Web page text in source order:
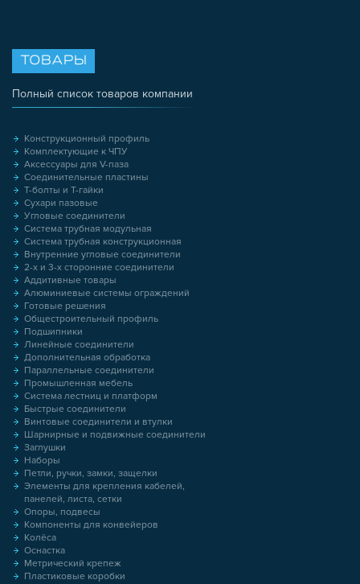
ТОВАРЫ
Полный список товаров компании
Конструкционный профиль
Комплектующие к ЧПУ
Аксессуары для V-паза
Соединительные пластины
Т-болты и Т-гайки
Сухари пазовые
Угловые соединители
Система трубная модульная
Система трубная конструкционная
Внутренние угловые соединители
2-х и 3-х сторонние соединители
Аддитивные товары
Алюминиевые системы ограждений
Готовые решения
Общестроительный профиль
Подшипники
Линейные соединители
Дополнительная обработка
Параллельные соединители
Промышленная мебель
Система лестниц и платформ
Быстрые соединители
Винтовые соединители и втулки
Шарнирные и подвижные соединители
Заглушки
Наборы
Петли, ручки, замки, защелки
Элементы для крепления кабелей,
панелей, листа, сетки
Опоры, подвесы
Компоненты для конвейеров
Колёса
Оснастка
Метрический крепеж
Пластиковые коробки